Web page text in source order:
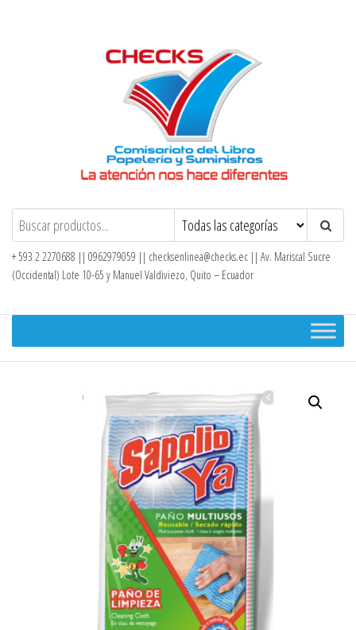
Checks – Tienda en Línea
+ 593 2 2270688 || 0962979059 || checksenlinea@checks.ec || Av. Mariscal Sucre
(Occidental) Lote 10-65 y Manuel Valdiviezo, Quito – Ecuador